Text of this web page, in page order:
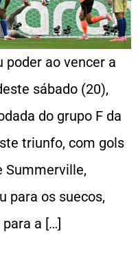
poder ao vencer a
sábado (20),
do grupo F da
triunfo, com gols
Summerville,
para os suecos,
a […]